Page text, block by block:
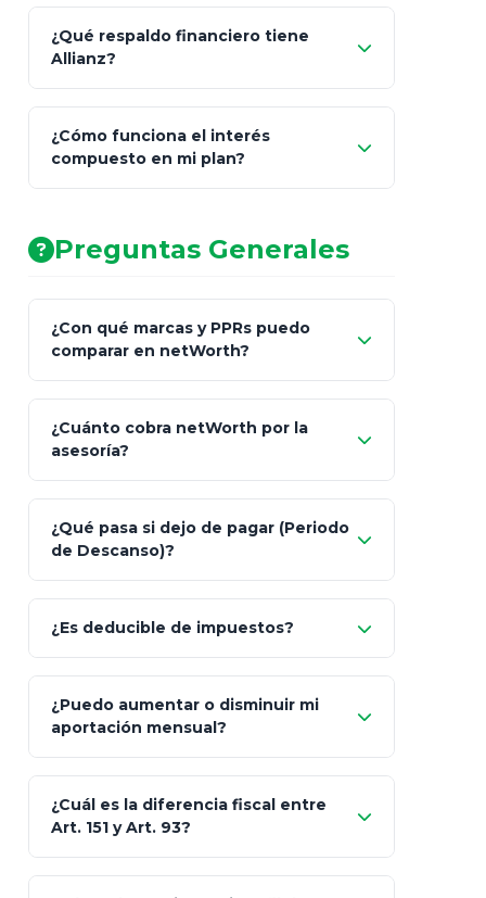
¿Qué respaldo financiero tiene
Allianz?
AA (Muy Fuerte)
¿Cómo funciona el interés
compuesto en mi plan?
Preguntas Generales
¿Con qué marcas y PPRs puedo
comparar en netWorth?
GNP (Proyecta)
Seguros Monterrey
Skandia (Crea)
MetLife (MetaLife)
Prudential
¿Cuánto cobra netWorth por la
asesoría?
¿Qué pasa si dejo de pagar (Periodo
de Descanso)?
¿Es deducible de impuestos?
¿Puedo aumentar o disminuir mi
aportación mensual?
¿Cuál es la diferencia fiscal entre
Art. 151 y Art. 93?